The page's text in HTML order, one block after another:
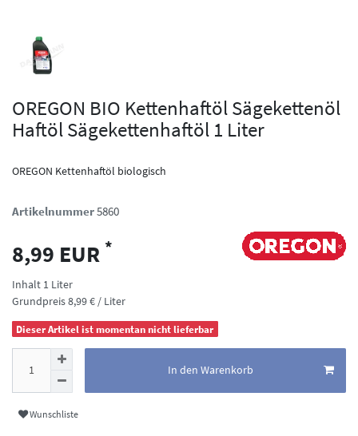
OREGON BIO Kettenhaftöl Sägekettenöl
Haftöl Sägekettenhaftöl 1 Liter
OREGON Kettenhaftöl biologisch
Artikelnummer5860
8,99 EUR *
Inhalt 1 Liter
Grundpreis8,99 € / Liter
Dieser Artikel ist momentan nicht lieferbar
In den Warenkorb
Wunschliste